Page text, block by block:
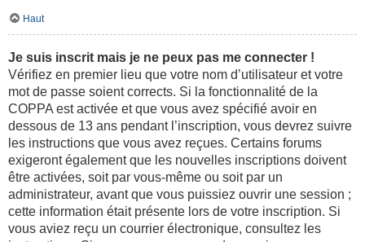
Haut
Je suis inscrit mais je ne peux pas me connecter !
Vérifiez en premier lieu que votre nom d’utilisateur et votre
mot de passe soient corrects. Si la fonctionnalité de la
COPPA est activée et que vous avez spécifié avoir en
dessous de 13 ans pendant l’inscription, vous devrez suivre
les instructions que vous avez reçues. Certains forums
exigeront également que les nouvelles inscriptions doivent
être activées, soit par vous-même ou soit par un
administrateur, avant que vous puissiez ouvrir une session ;
cette information était présente lors de votre inscription. Si
vous aviez reçu un courrier électronique, consultez les